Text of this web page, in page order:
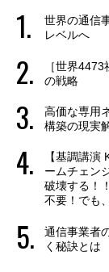
世界の通信
レベルへ
［世界
の戦略
高価な専用
構築の現実
【基調講
ームチェン
破壊する！
不要！でも
通信事業者
く秘訣とは